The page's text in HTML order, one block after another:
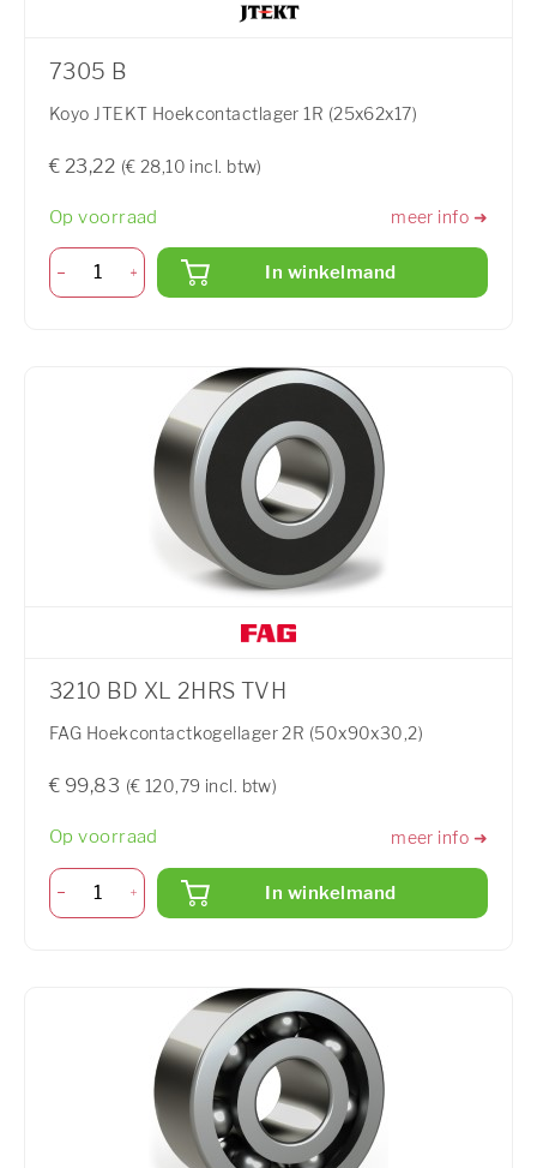
7305 B
Koyo JTEKT Hoekcontactlager 1R (25x62x17)
€ 23,22 (€ 28,10 incl. btw)
Op voorraad meer info ➜
In winkelmand
3210 BD XL 2HRS TVH
FAG Hoekcontactkogellager 2R (50x90x30,2)
€ 99,83 (€ 120,79 incl. btw)
Op voorraad meer info ➜
In winkelmand